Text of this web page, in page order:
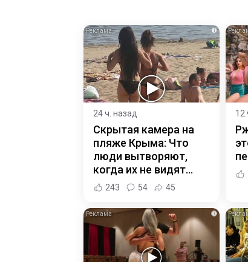
i
24 ч. назад
Скрытая камера на
пляже Крыма: Что
люди вытворяют,
когда их не видят...
243 54 45
12
i